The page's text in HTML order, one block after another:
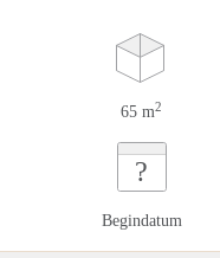
65 m2
?
Begindatum